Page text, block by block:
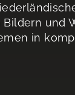
und
in